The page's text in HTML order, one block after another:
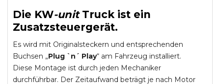
Die KW-unit Truckist ein
Zusatzsteuergerät.
Es wird mit Originalsteckern und entsprechenden
Buchsen „Plug `n´ Play“ am Fahrzeug installiert.
Diese Montage ist durch jeden Mechaniker
durchführbar. Der Zeitaufwand beträgt je nach Motor